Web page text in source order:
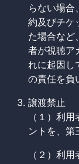
らない場合
約及びチケ
た場合など
者が視聴ア
れに起因し
の責任を負
譲渡禁止
（１）利
ントを、第
（２）利